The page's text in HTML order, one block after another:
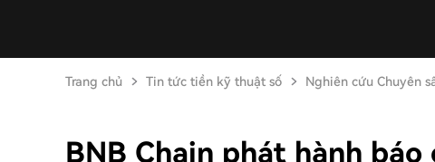
Trang chủ Tin tức tiền kỹ thuật số Nghiên cứu Chuyên
BNB Chain phát hành